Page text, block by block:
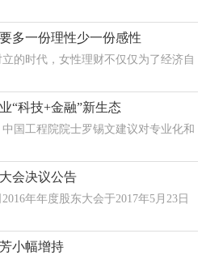
多一份理性少一份感性
的时代，女性理财不仅仅为了经济自
“科技+金融”新生态
国工程院院士罗锡文建议对专业化和
会决议公告
年年度股东大会于2017年5月23日
小幅增持